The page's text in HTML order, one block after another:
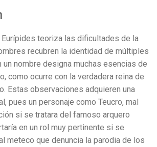
Eurípides teoriza las dificultades de la
recubren la identidad de múltiples
un nombre designa muchas esencias de
como ocurre con la verdadera reina de
Estas observaciones adquieren una
pues un personaje como Teucro, mal
si se tratara del famoso arquero
en un rol muy pertinente si se
meteco que denuncia la parodia de los